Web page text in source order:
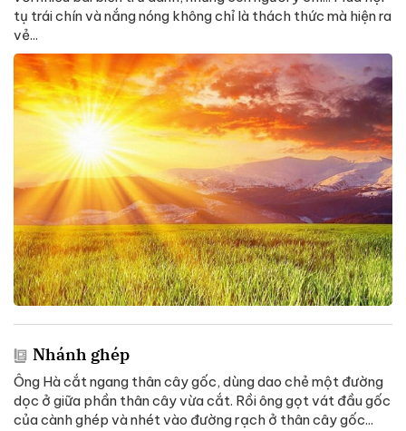
tụ trái chín và nắng nóng không chỉ là thách thức mà hiện ra
vẻ...
Nhánh ghép
Ông Hà cắt ngang thân cây gốc, dùng dao chẻ một đường
dọc ở giữa phần thân cây vừa cắt. Rồi ông gọt vát đầu gốc
của cành ghép và nhét vào đường rạch ở thân cây gốc...